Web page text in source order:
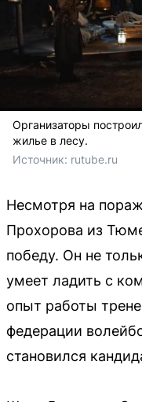
Организаторы
жилье в лесу.
Источник: rutube.ru
Несмотря на
Прохорова из
победу. Он не
умеет ладить с
опыт работы
федерации
становился